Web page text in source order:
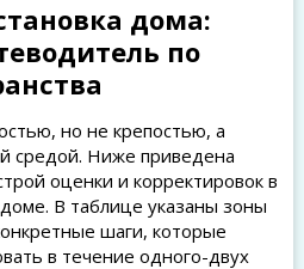
дома:
по
но не крепостью, а
средой. Ниже приведена
оценки и корректировок в
В таблице указаны зоны
шаги, которые
в течение одного-двух